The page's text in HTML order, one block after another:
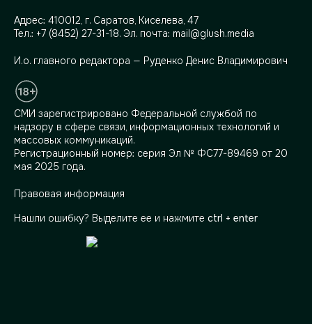
Адрес: 410012, г. Саратов, Киселева, 47
Тел.: +7 (8452) 27-31-18. Эл. почта: mail@glush.media
И.о. главного редактора — Руденко Денис Владимирович
СМИ зарегистрировано Федеральной службой по
надзору в сфере связи, информационных технологий и
массовых коммуникаций.
Регистрационный номер: серия Эл № ФС77-89469 от 20
мая 2025 года.
Правовая информация
Нашли ошибку? Выделите ее и нажмите ctrl + enter